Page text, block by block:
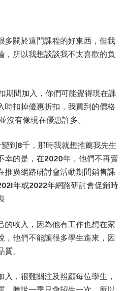
多關於這門課程的好東西，但我
，所以我想談談我不太喜歡的負
期間加入，你們可能覺得現在課
時扣掉優惠折扣，我買到的價格
沒有像現在優惠許多。
到8千，那時我就想推薦我先生
幸的是，在2020年，他們不再賣
推廣網路研討會活動期間銷售課
年或2022年網路研討會促銷時
的收入，因為他有工作也想在家
，他們不能讓很多學生進來，因
。
，很難關注及照顧每位學生，